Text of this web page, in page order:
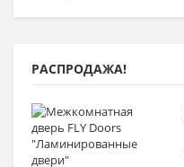
РАСПРОДАЖА!